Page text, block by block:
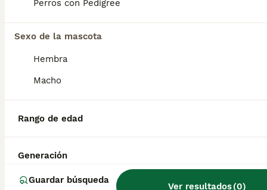
Perros con Pedigree
Sexo de la mascota
Hembra
Macho
Rango de edad
Generación
Guardar búsqueda
Ver resultados(0)
También conocido como perro pastor belga,
ciudad de Malinas, donde fue criado como
perro de trabajo.
aleman pequeño?
¿Cuáles son los tipos de
braco alemán?